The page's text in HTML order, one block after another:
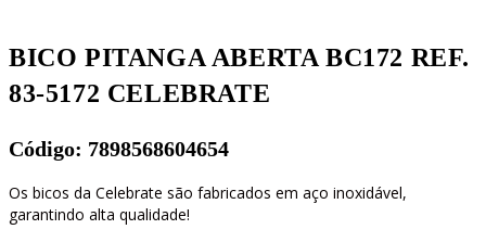
BICO PITANGA ABERTA BC172 REF.
83-5172 CELEBRATE
Código: 7898568604654
Os bicos da Celebrate são fabricados em aço inoxidável,
garantindo alta qualidade!